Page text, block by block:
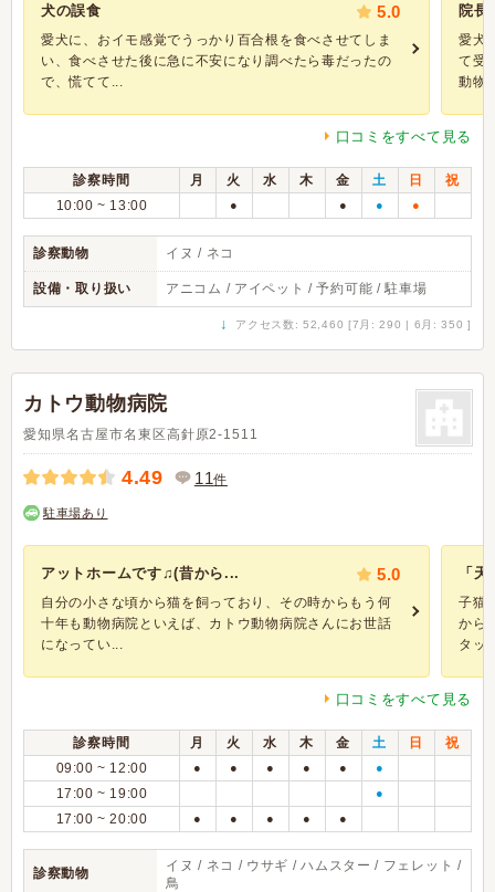
犬の誤食 5.0
愛犬に、おイモ感覚でうっかり百合根を食べさせてしま
い、食べさせた後に急に不安になり調べたら毒だったの
で、慌てて...
院長
愛犬
て受
動物
口コミをすべて見る
診察時間 月 火 水 木 金 土 日
祝
10:00 ~ 13:00
● ● ● ●
診察動物 イヌ / ネコ
設備・取り扱い アニコム / アイペット / 予約可能 / 駐車場
↓ アクセス数: 52,460 [7月: 290 | 6月: 350 ]
カトウ動物病院
愛知県名古屋市名東区高針原2-1511
4.49 11件
駐車場あり
アットホームです♫(昔から... 5.0
自分の小さな頃から猫を飼っており、その時からもう何
十年も動物病院といえば、カトウ動物病院さんにお世話
になってい...
「
子猫
から
タッ
口コミをすべて見る
診察時間 月 火 水 木 金 土 日
祝
09:00 ~ 12:00
● ● ● ● ● ●
17:00 ~ 19:00 ●
17:00 ~ 20:00 ● ● ● ● ●
診察動物
イヌ / ネコ / ウサギ / ハムスター / フェレット /
鳥